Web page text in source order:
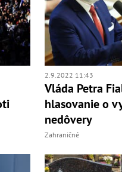
2.9.2022 11:43
Vláda Petra
hlasovanie o
nedôvery
Zahraničné